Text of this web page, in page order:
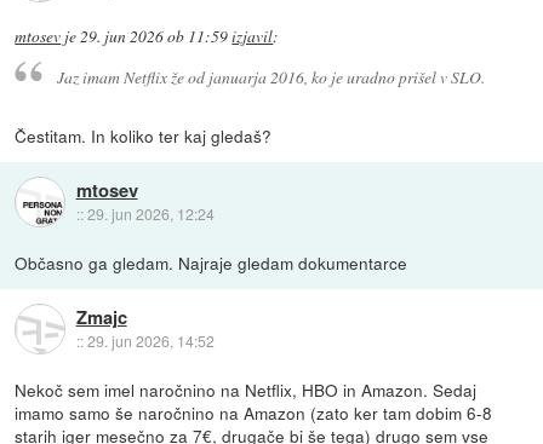
mtosev je29. jun 2026 ob 11:59izjavil:
Jaz imam Netflix že od januarja 2016, ko je uradno prišel v SLO.
Čestitam. In koliko ter kaj gledaš?
mtosev
::29. jun 2026, 12:24
Občasno ga gledam. Najraje gledam dokumentarce
Zmajc
::29. jun 2026, 14:52
Nekoč sem imel naročnino na Netflix, HBO in Amazon. Sedaj
imamo samo še naročnino na Amazon (zato ker tam dobim 6-8
starih iger mesečno za 7€, drugače bi še tega) drugo sem vse